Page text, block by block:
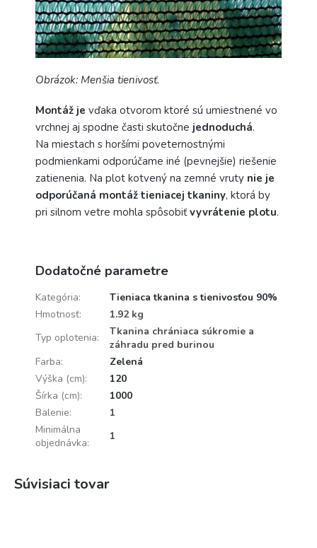
Obrázok: Menšia tienivosť.
Montáž je vďaka otvorom ktoré sú umiestnené vo
vrchnej aj spodne časti skutočne jednoduchá.
Na miestach s horšími poveternostnými
podmienkami odporúčame iné (pevnejšie) riešenie
zatienenia. Na plot kotvený na zemné vruty nie je
odporúčaná montáž tieniacej tkaniny, ktorá by
pri silnom vetre mohla spôsobiťvyvrátenie plotu.
Dodatočné parametre
Kategória:
Tieniaca tkanina s tienivosťou 90%
Hmotnosť:
1.92 kg
Typ oplotenia:
Tkanina chrániaca súkromie a
záhradu pred burinou
Farba:
Zelená
Výška (cm):
120
Šírka (cm):
1000
Balenie:
1
Minimálna
objednávka:
1
Súvisiaci tovar